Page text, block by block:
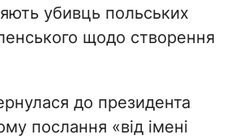
убивць польських
щодо створення
до президента
послання «від імені